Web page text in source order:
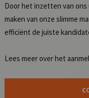
Door het inzetten van
maken van onze slimme
efficiënt de juiste
Lees meer over het